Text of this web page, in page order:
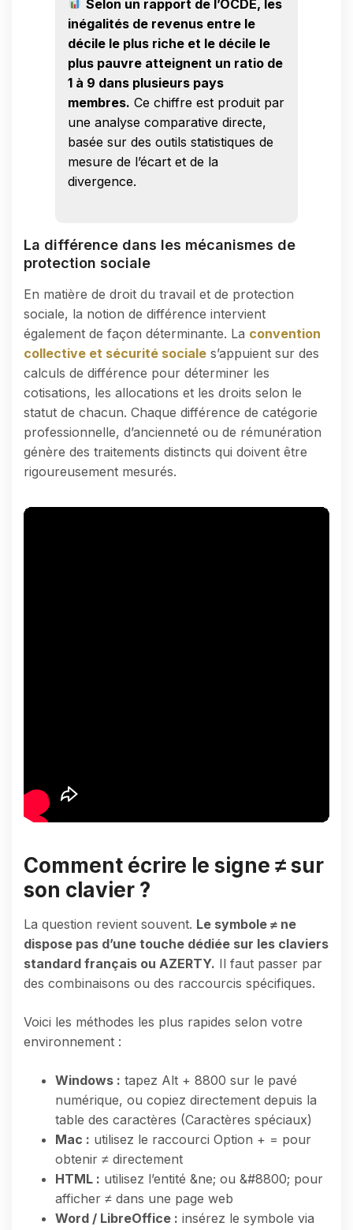
Selon un rapport de l’OCDE, les
inégalités de revenus entre le
décile le plus riche et le décile le
plus pauvre atteignent un ratio de
1 à 9 dans plusieurs pays
membres. Ce chiffre est produit par
une analyse comparative directe,
basée sur des outils statistiques de
mesure de l’écart et de la
divergence.
La différence dans les mécanismes de
protection sociale
En matière de droit du travail et de protection
sociale, la notion de différence intervient
également de façon déterminante. La convention
collective et sécurité sociale s’appuient sur des
calculs de différence pour déterminer les
cotisations, les allocations et les droits selon le
statut de chacun. Chaque différence de catégorie
professionnelle, d’ancienneté ou de rémunération
génère des traitements distincts qui doivent être
rigoureusement mesurés.
Comment écrire le signe ≠ sur
son clavier ?
La question revient souvent. Le symbole ≠ ne
dispose pas d’une touche dédiée sur les claviers
standard français ou AZERTY. Il faut passer par
des combinaisons ou des raccourcis spécifiques.
Voici les méthodes les plus rapides selon votre
environnement :
Windows : tapez Alt + 8800 sur le pavé
numérique, ou copiez directement depuis la
table des caractères (Caractères spéciaux)
Mac : utilisez le raccourci Option + = pour
obtenir ≠ directement
HTML : utilisez l’entité &ne; ou &#8800; pour
afficher ≠ dans une page web
Word / LibreOffice : insérez le symbole via